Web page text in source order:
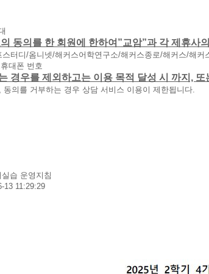
동의를 한 회원에 한하여”교암”과 각 제휴
터디/옴니넷/해커스어학연구소/해커스종로/해커스/해커
대폰 번호
경우를 제외하고는 이용 목적 달성 시 까지,
의를 거부하는 경우 상담 서비스 이용이 제한됩니다.
습 운영지침
13 11:29:29